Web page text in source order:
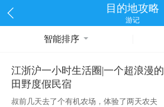
目的地攻略
游记
智能排序
江浙沪一小时生活圈|一个超浪漫的
田野度假民宿
叔前几天去了个有机农场，体验了两天农夫